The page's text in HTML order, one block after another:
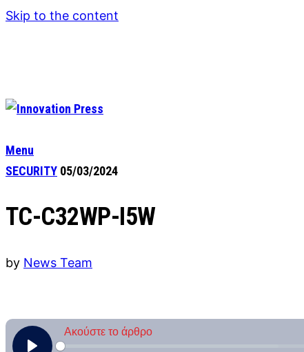
Skip to the content
Menu
SECURITY 05/03/2024
TC-C32WP-I5W
by News Team